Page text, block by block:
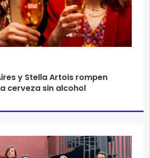
y Stella Artois rompen
cerveza sin alcohol